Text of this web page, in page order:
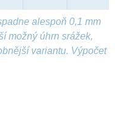
alespoň 0,1 mm
možný úhrn srážek,
variantu. Výpočet